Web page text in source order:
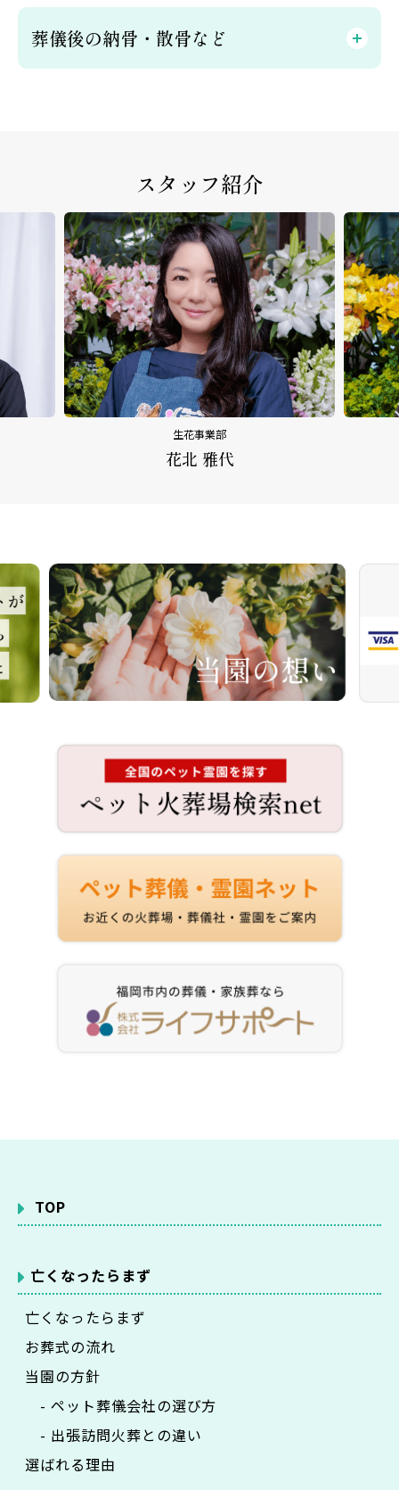
葬儀後の納骨・散骨など
スタッフ紹介
生花事業部
花北 雅代
TOP
亡くなったらまず
亡くなったらまず
お葬式の流れ
当園の方針
- ペット葬儀会社の選び方
- 出張訪問火葬との違い
選ばれる理由